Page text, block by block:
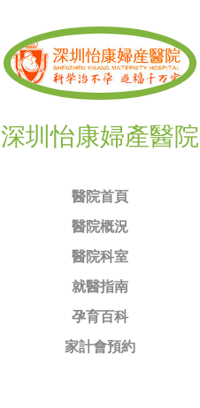
深圳怡康婦產醫院
醫院首頁
醫院概況
醫院科室
就醫指南
孕育百科
家計會預約